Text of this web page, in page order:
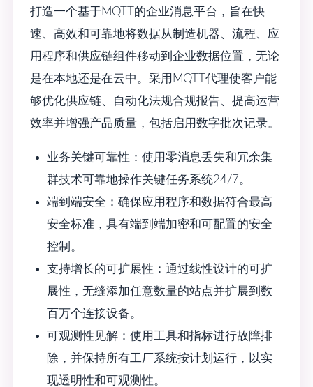
打造一个基于MQTT的企业消息平台，旨在快
速、高效和可靠地将数据从制造机器、流程、应
用程序和供应链组件移动到企业数据位置，无论
是在本地还是在云中。采用MQTT代理使客户能
够优化供应链、自动化法规合规报告、提高运营
效率并增强产品质量，包括启用数字批次记录。
业务关键可靠性：使用零消息丢失和冗余集
群技术可靠地操作关键任务系统24/7。
端到端安全：确保应用程序和数据符合最高
安全标准，具有端到端加密和可配置的安全
控制。
支持增长的可扩展性：通过线性设计的可扩
展性，无缝添加任意数量的站点并扩展到数
百万个连接设备。
可观测性见解：使用工具和指标进行故障排
除，并保持所有工厂系统按计划运行，以实
现透明性和可观测性。